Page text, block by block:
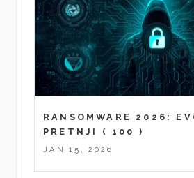
RANSOMWARE 2026:
PRETNJI
( 100 )
JAN 15, 2026